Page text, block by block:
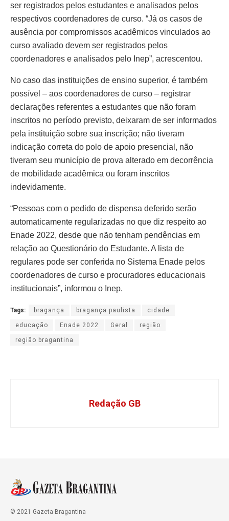
ser registrados pelos estudantes e analisados pelos
respectivos coordenadores de curso. “Já os casos de
ausência por compromissos acadêmicos vinculados ao
curso avaliado devem ser registrados pelos
coordenadores e analisados pelo Inep”, acrescentou.
No caso das instituições de ensino superior, é também
possível – aos coordenadores de curso – registrar
declarações referentes a estudantes que não foram
inscritos no período previsto, deixaram de ser informados
pela instituição sobre sua inscrição; não tiveram
indicação correta do polo de apoio presencial, não
tiveram seu município de prova alterado em decorrência
de mobilidade acadêmica ou foram inscritos
indevidamente.
“Pessoas com o pedido de dispensa deferido serão
automaticamente regularizadas no que diz respeito ao
Enade 2022, desde que não tenham pendências em
relação ao Questionário do Estudante. A lista de
regulares pode ser conferida no Sistema Enade pelos
coordenadores de curso e procuradores educacionais
institucionais”, informou o Inep.
Tags: bragança bragança paulista cidade
educação Enade 2022 Geral região
região bragantina
Redação GB
© 2021 Gazeta Bragantina